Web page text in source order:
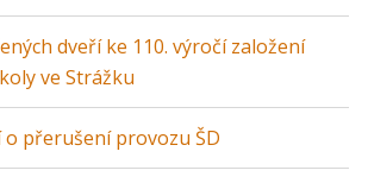
dveří ke 110. výročí založení
ve Strážku
o přerušení provozu ŠD